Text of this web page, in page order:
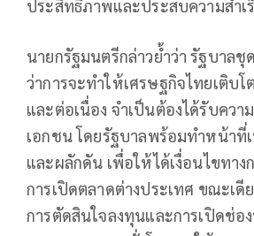
ประสิทธิภาพและประสบความสำเ
นายกรัฐมนตรีกล่าวย้ำว่า รัฐบาล
ว่าการจะทำให้เศรษฐกิจไทยเติบโ
และต่อเนื่อง จำเป็นต้องได้รับควา
เอกชน โดยรัฐบาลพร้อมทำหน้า
และผลักดัน เพื่อให้ได้เงื่อนไขทา
การเปิดตลาดต่างประเทศ ขณะเดี
การตัดสินใจลงทุนและการเปิดช่อ